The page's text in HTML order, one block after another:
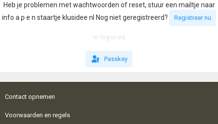
Heb je problemen met wachtwoorden of reset, stuur een mailtje naar
info a p e n staartje klusidee nl Nog niet geregistreerd?
Registreer nu
or log in via
Passkey
Contact opnemen
Voorwaarden en regels